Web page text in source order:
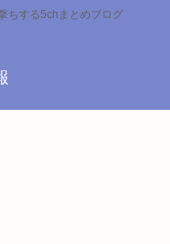
ちする5chまとめブログ